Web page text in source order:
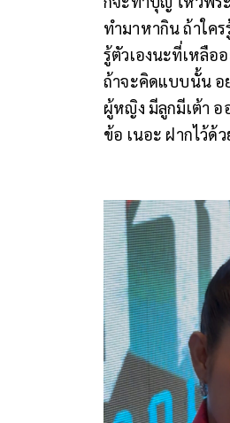
ทำมาหากิน ถ้าใค
รู้ตัวเองนะที่เหลือ
ถ้าจะคิดแบบนั้น อ
ผู้หญิง มีลูกมีเต้า อ
ข้อ เนอะ ฝากไว้ด้ว